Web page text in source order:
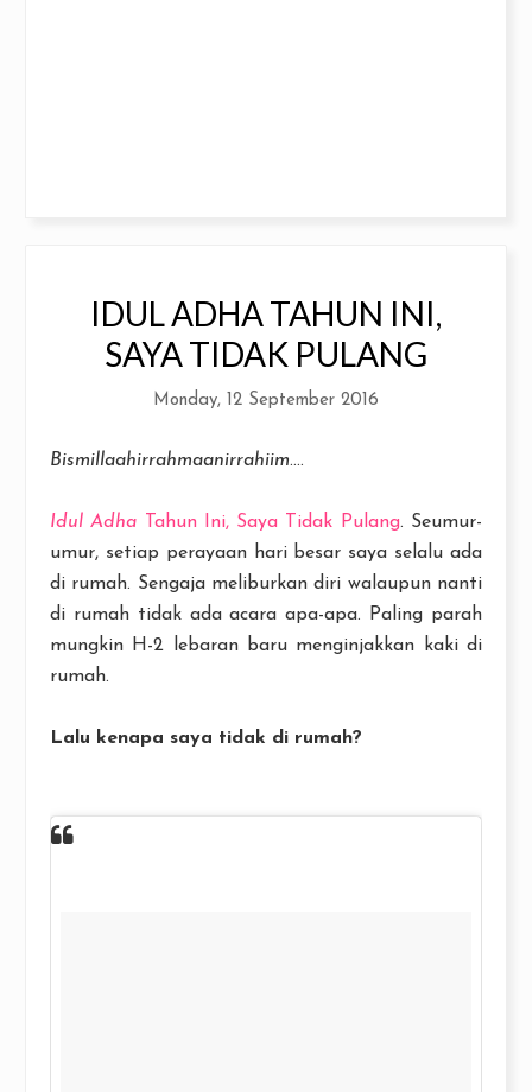
IDUL ADHA TAHUN INI,
SAYA TIDAK PULANG
Monday, 12 September 2016
Bismillaahirrahmaanirrahiim....
Idul Adha Tahun Ini, Saya Tidak Pulang. Seumur-
umur, setiap perayaan hari besar saya selalu ada
di rumah. Sengaja meliburkan diri walaupun nanti
di rumah tidak ada acara apa-apa. Paling parah
mungkin H-2 lebaran baru menginjakkan kaki di
rumah.
Lalu kenapa saya tidak di rumah?